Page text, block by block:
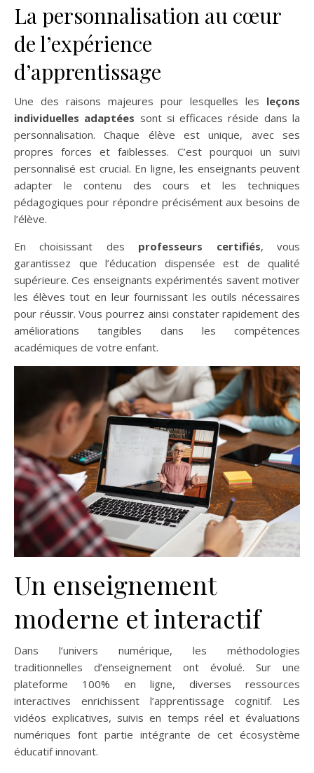
La personnalisation au cœur
de l’expérience
d’apprentissage
Une des raisons majeures pour lesquelles les leçons
individuelles adaptées sont si efficaces réside dans la
personnalisation. Chaque élève est unique, avec ses
propres forces et faiblesses. C’est pourquoi un suivi
personnalisé est crucial. En ligne, les enseignants peuvent
adapter le contenu des cours et les techniques
pédagogiques pour répondre précisément aux besoins de
l’élève.
En choisissant des professeurs certifiés, vous
garantissez que l’éducation dispensée est de qualité
supérieure. Ces enseignants expérimentés savent motiver
les élèves tout en leur fournissant les outils nécessaires
pour réussir. Vous pourrez ainsi constater rapidement des
améliorations tangibles dans les compétences
académiques de votre enfant.
Un enseignement
moderne et interactif
Dans l’univers numérique, les méthodologies
traditionnelles d’enseignement ont évolué. Sur une
plateforme 100% en ligne, diverses ressources
interactives enrichissent l’apprentissage cognitif. Les
vidéos explicatives, suivis en temps réel et évaluations
numériques font partie intégrante de cet écosystème
éducatif innovant.